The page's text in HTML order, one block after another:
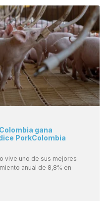
gana
PorkColombia
vive uno de sus mejores
anual de 8,8% en